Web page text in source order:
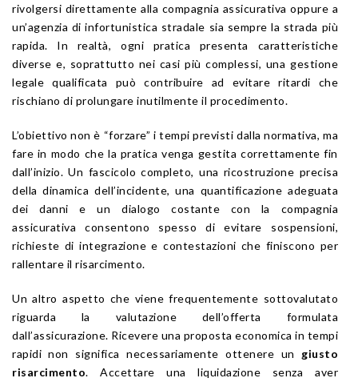
rivolgersi direttamente alla compagnia assicurativa oppure a
un’agenzia di infortunistica stradale sia sempre la strada più
rapida. In realtà, ogni pratica presenta caratteristiche
diverse e, soprattutto nei casi più complessi, una gestione
legale qualificata può contribuire ad evitare ritardi che
rischiano di prolungare inutilmente il procedimento.
L’obiettivo non è “forzare” i tempi previsti dalla normativa, ma
fare in modo che la pratica venga gestita correttamente fin
dall’inizio. Un fascicolo completo, una ricostruzione precisa
della dinamica dell’incidente, una quantificazione adeguata
dei danni e un dialogo costante con la compagnia
assicurativa consentono spesso di evitare sospensioni,
richieste di integrazione e contestazioni che finiscono per
rallentare il risarcimento.
Un altro aspetto che viene frequentemente sottovalutato
riguarda la valutazione dell’offerta formulata
dall’assicurazione. Ricevere una proposta economica in tempi
rapidi non significa necessariamente ottenere un giusto
risarcimento. Accettare una liquidazione senza aver